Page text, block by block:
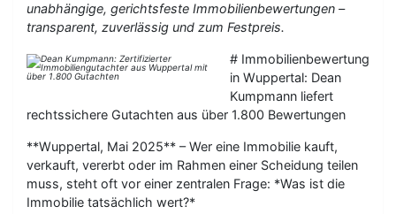
unabhängige, gerichtsfeste Immobilienbewertungen –
transparent, zuverlässig und zum Festpreis.
# Immobilienbewertung
in Wuppertal: Dean
Kumpmann liefert
rechtssichere Gutachten aus über 1.800 Bewertungen
**Wuppertal, Mai 2025** – Wer eine Immobilie kauft,
verkauft, vererbt oder im Rahmen einer Scheidung teilen
muss, steht oft vor einer zentralen Frage: *Was ist die
Immobilie tatsächlich wert?*